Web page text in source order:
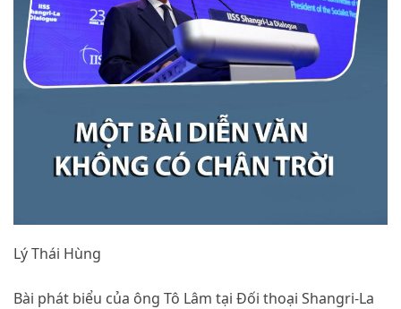
Lý Thái Hùng
Bài phát biểu của ông Tô Lâm tại Đối thoại Shangri-La